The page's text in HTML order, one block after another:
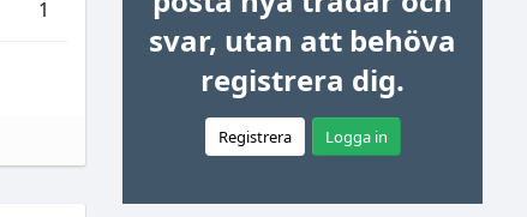
1
svar, utan att behöva
registrera dig.
Registrera Logga in